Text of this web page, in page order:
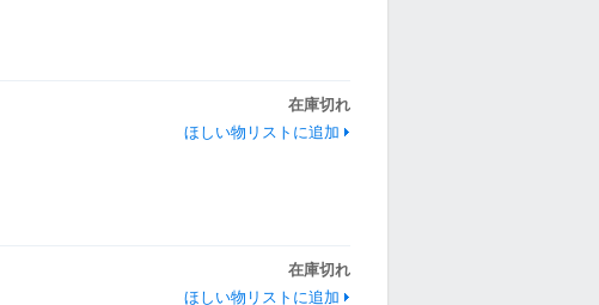
在庫切れ
ほしい物リストに追加
在庫切れ
ほしい物リストに追加